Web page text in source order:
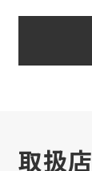
取扱店